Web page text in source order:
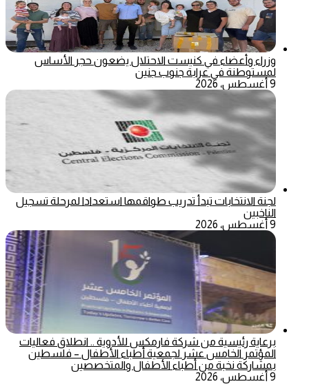
وزراء وأعضاء في كنيست الاحتلال يضعون حجر الأساس
لمستوطنة في عرابة جنوب جنين
9 أغسطس، 2026
لجنة الانتخابات تبدأ تدريب طواقمها استعدادا لمرحلة تسجيل
الناخبين
9 أغسطس، 2026
برعاية رئيسية من شركة فارمكس للأدوية .. انطلاق فعاليات
المؤتمر الخامس عشر لجمعية أطباء الأطفال – فلسطين
بمشاركة نخبة من أطباء الأطفال والمتخصصين
9 أغسطس، 2026